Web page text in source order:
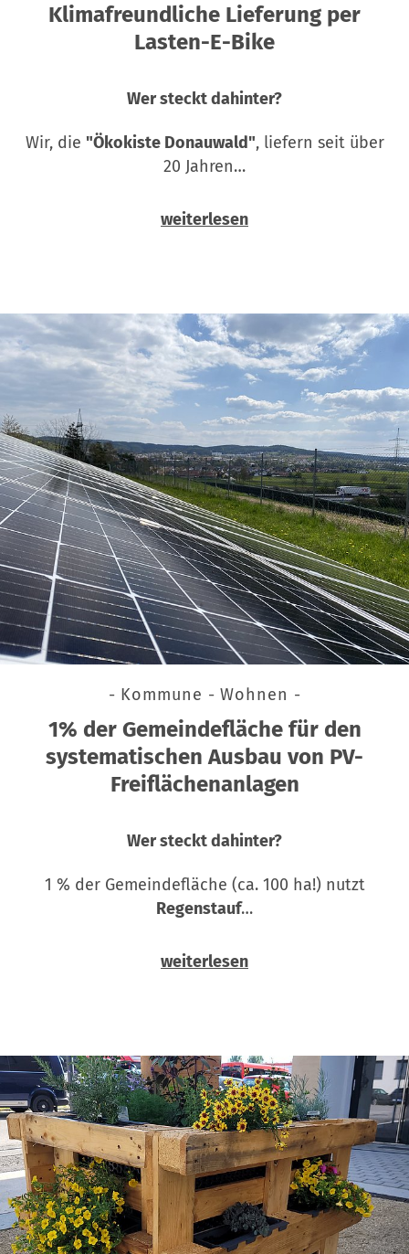
Klimafreundliche Lieferung per
Lasten-E-Bike
Wer steckt dahinter?
Wir, die "Ökokiste Donauwald", liefern seit über
20 Jahren…
weiterlesen
- Kommune - Wohnen -
1% der Gemeindefläche für den
systematischen Ausbau von PV-
Freiflächenanlagen
Wer steckt dahinter?
1 % der Gemeindefläche (ca. 100 ha!) nutzt
Regenstauf…
weiterlesen